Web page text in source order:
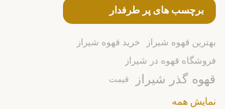
برچسب های پر طرفدار
بهترین قهوه شیراز
خرید قهوه شیراز
فروشگاه قهوه در شیراز
قهوه گذر شیراز قیمت
نمایش همه